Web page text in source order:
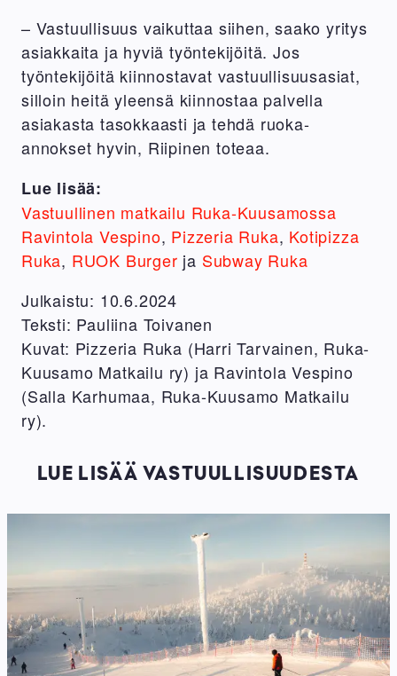
– Vastuullisuus vaikuttaa siihen, saako yritys
asiakkaita ja hyviä työntekijöitä. Jos
työntekijöitä kiinnostavat vastuullisuusasiat,
silloin heitä yleensä kiinnostaa palvella
asiakasta tasokkaasti ja tehdä ruoka-
annokset hyvin, Riipinen toteaa.
Lue lisää:
Vastuullinen matkailu Ruka-Kuusamossa
Ravintola Vespino, Pizzeria Ruka, Kotipizza
Ruka, RUOK Burger ja Subway Ruka
Julkaistu: 10.6.2024
Teksti: Pauliina Toivanen
Kuvat: Pizzeria Ruka (Harri Tarvainen, Ruka-
Kuusamo Matkailu ry) ja Ravintola Vespino
(Salla Karhumaa, Ruka-Kuusamo Matkailu
ry).
LUE LISÄÄ VASTUULLISUUDESTA